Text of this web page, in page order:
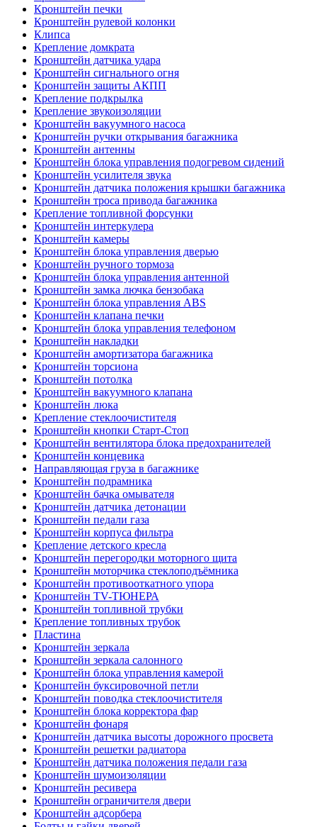
Кронштейн печки
Кронштейн рулевой колонки
Клипса
Крепление домкрата
Кронштейн датчика удара
Кронштейн сигнального огня
Кронштейн защиты АКПП
Крепление подкрылка
Крепление звукоизоляции
Кронштейн вакуумного насоса
Кронштейн ручки открывания багажника
Кронштейн антенны
Кронштейн блока управления подогревом сидений
Кронштейн усилителя звука
Кронштейн датчика положения крышки багажника
Кронштейн троса привода багажника
Крепление топливной форсунки
Кронштейн интеркулера
Кронштейн камеры
Кронштейн блока управления дверью
Кронштейн ручного тормоза
Кронштейн блока управления антенной
Кронштейн замка лючка бензобака
Кронштейн блока управления ABS
Кронштейн клапана печки
Кронштейн блока управления телефоном
Кронштейн накладки
Кронштейн амортизатора багажника
Кронштейн торсиона
Кронштейн потолка
Кронштейн вакуумного клапана
Кронштейн люка
Крепление стеклоочистителя
Кронштейн кнопки Старт-Стоп
Кронштейн вентилятора блока предохранителей
Кронштейн концевика
Направляющая груза в багажнике
Кронштейн подрамника
Кронштейн бачка омывателя
Кронштейн датчика детонации
Кронштейн педали газа
Кронштейн корпуса фильтра
Крепление детского кресла
Кронштейн перегородки моторного щита
Кронштейн моторчика стеклоподъёмника
Кронштейн противооткатного упора
Кронштейн TV-ТЮНЕРА
Кронштейн топливной трубки
Крепление топливных трубок
Пластина
Кронштейн зеркала
Кронштейн зеркала салонного
Кронштейн блока управления камерой
Кронштейн буксировочной петли
Кронштейн поводка стеклоочистителя
Кронштейн блока корректора фар
Кронштейн фонаря
Кронштейн датчика высоты дорожного просвета
Кронштейн решетки радиатора
Кронштейн датчика положения педали газа
Кронштейн шумоизоляции
Кронштейн ресивера
Кронштейн ограничителя двери
Кронштейн адсорбера